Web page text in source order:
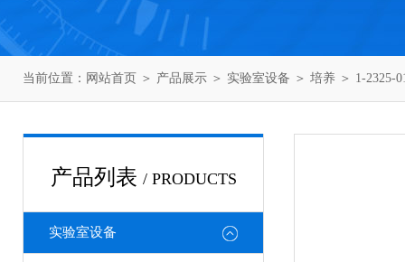
当前位置： 网站首页 ＞ 产品展示 ＞ 实验室设备 ＞ 培养 ＞ 1-2325-
产品列表 / PRODUCTS
实验室设备